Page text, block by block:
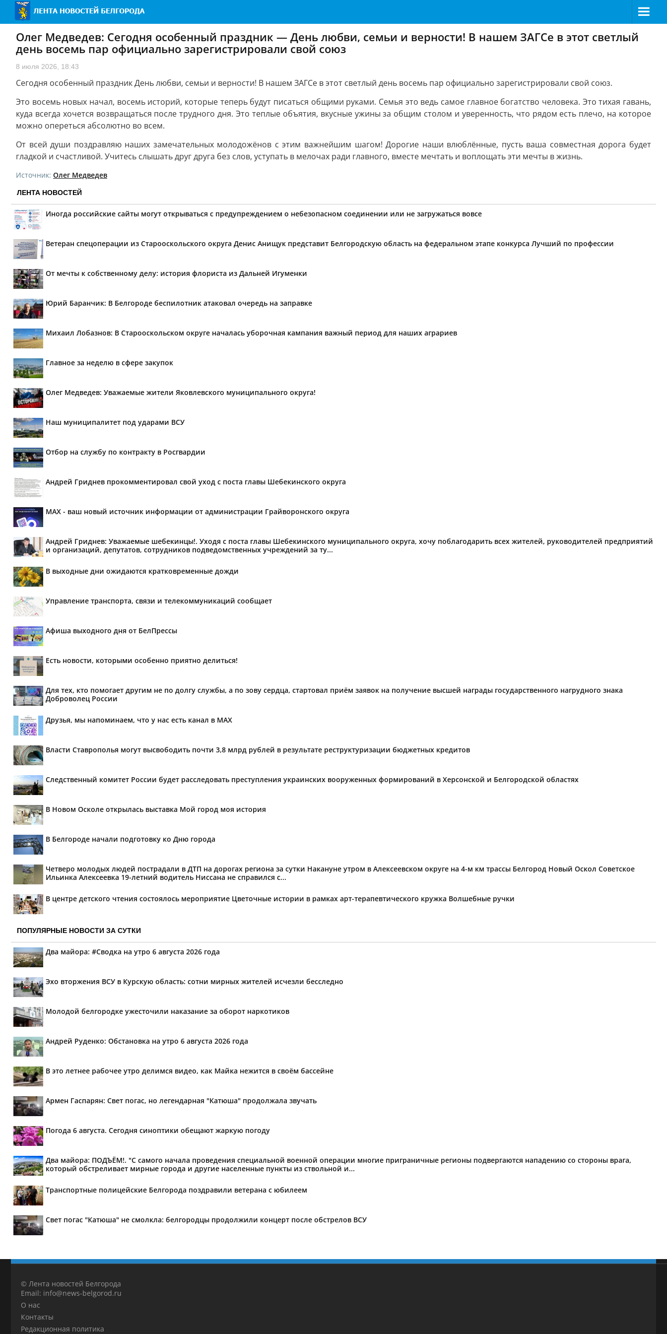
Олег Медведев: Сегодня особенный праздник — День любви, семьи и верности! В нашем ЗАГСе в этот светлый
день восемь пар официально зарегистрировали свой союз
8 июля 2026, 18:43
Сегодня особенный праздник День любви, семьи и верности! В нашем ЗАГСе в этот светлый день восемь пар официально зарегистрировали свой союз.
Это восемь новых начал, восемь историй, которые теперь будут писаться общими руками. Семья это ведь самое главное богатство человека. Это тихая гавань,
куда всегда хочется возвращаться после трудного дня. Это теплые объятия, вкусные ужины за общим столом и уверенность, что рядом есть плечо, на которое
можно опереться абсолютно во всем.
От всей души поздравляю наших замечательных молодожёнов с этим важнейшим шагом! Дорогие наши влюблённые, пусть ваша совместная дорога будет
гладкой и счастливой. Учитесь слышать друг друга без слов, уступать в мелочах ради главного, вместе мечтать и воплощать эти мечты в жизнь.
Источник: Олег Медведев
ЛЕНТА НОВОСТЕЙ
Иногда российские сайты могут открываться с предупреждением о небезопасном соединении или не загружаться вовсе
Ветеран спецоперации из Старооскольского округа Денис Анищук представит Белгородскую область на федеральном этапе конкурса Лучший по профессии
От мечты к собственному делу: история флориста из Дальней Игуменки
Юрий Баранчик: В Белгороде беспилотник атаковал очередь на заправке
Михаил Лобазнов: В Старооскольском округе началась уборочная кампания важный период для наших аграриев
Главное за неделю в сфере закупок
Олег Медведев: Уважаемые жители Яковлевского муниципального округа!
Наш муниципалитет под ударами ВСУ
Отбор на службу по контракту в Росгвардии
Андрей Гриднев прокомментировал свой уход с поста главы Шебекинского округа
MAX - ваш новый источник информации от администрации Грайворонского округа
Андрей Гриднев: Уважаемые шебекинцы!. Уходя с поста главы Шебекинского муниципального округа, хочу поблагодарить всех жителей, руководителей предприятий
и организаций, депутатов, сотрудников подведомственных учреждений за ту...
В выходные дни ожидаются кратковременные дожди
Управление транспорта, связи и телекоммуникаций сообщает
Афиша выходного дня от БелПрессы
Есть новости, которыми особенно приятно делиться!
Для тех, кто помогает другим не по долгу службы, а по зову сердца, стартовал приём заявок на получение высшей награды государственного нагрудного знака
Доброволец России
Друзья, мы напоминаем, что у нас есть канал в МАХ
Власти Ставрополья могут высвободить почти 3,8 млрд рублей в результате реструктуризации бюджетных кредитов
Следственный комитет России будет расследовать преступления украинских вооруженных формирований в Херсонской и Белгородской областях
В Новом Осколе открылась выставка Мой город моя история
В Белгороде начали подготовку ко Дню города
Четверо молодых людей пострадали в ДТП на дорогах региона за сутки Накануне утром в Алексеевском округе на 4-м км трассы Белгород Новый Оскол Советское
Ильинка Алексеевка 19-летний водитель Ниссана не справился с...
В центре детского чтения состоялось мероприятие Цветочные истории в рамках арт-терапевтического кружка Волшебные ручки
ПОПУЛЯРНЫЕ НОВОСТИ ЗА СУТКИ
Два майора: #Сводка на утро 6 августа 2026 года
Эхо вторжения ВСУ в Курскую область: сотни мирных жителей исчезли бесследно
Молодой белгородке ужесточили наказание за оборот наркотиков
Андрей Руденко: Обстановка на утро 6 августа 2026 года
В это летнее рабочее утро делимся видео, как Майка нежится в своём бассейне
Армен Гаспарян: Свет погас, но легендарная "Катюша" продолжала звучать
Погода 6 августа. Сегодня синоптики обещают жаркую погоду
Два майора: ПОДЪЁМ!. "С самого начала проведения специальной военной операции многие приграничные регионы подвергаются нападению со стороны врага,
который обстреливает мирные города и другие населенные пункты из ствольной и...
Транспортные полицейские Белгорода поздравили ветерана с юбилеем
Свет погас "Катюша" не смолкла: белгородцы продолжили концерт после обстрелов ВСУ
© Лента новостей Белгорода
Email: info@news-belgorod.ru
О нас
Контакты
Редакционная политика